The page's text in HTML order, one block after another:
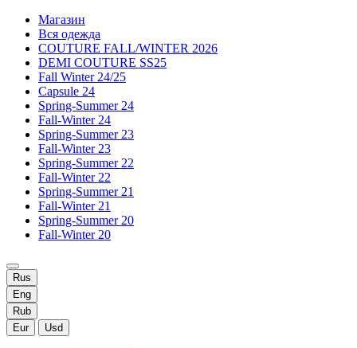
Магазин
Вся одежда
COUTURE FALL/WINTER 2026
DEMI COUTURE SS25
Fall Winter 24/25
Capsule 24
Spring-Summer 24
Fall-Winter 24
Spring-Summer 23
Fall-Winter 23
Spring-Summer 22
Fall-Winter 22
Spring-Summer 21
Fall-Winter 21
Spring-Summer 20
Fall-Winter 20
Rus
Eng
Rub
Eur
Usd